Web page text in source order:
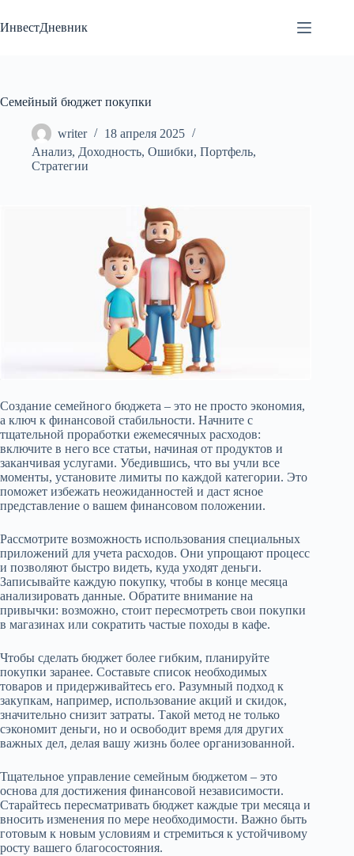
к
сути
ИнвестДневник
Семейный бюджет покупки
writer
18 апреля 2025
Анализ, Доходность, Ошибки, Портфель,
Стратегии
Создание семейного бюджета – это не просто экономия,
а ключ к финансовой стабильности. Начните с
тщательной проработки ежемесячных расходов:
включите в него все статьи, начиная от продуктов и
заканчивая услугами. Убедившись, что вы учли все
моменты, установите лимиты по каждой категории. Это
поможет избежать неожиданностей и даст ясное
представление о вашем финансовом положении.
Рассмотрите возможность использования специальных
приложений для учета расходов. Они упрощают процесс
и позволяют быстро видеть, куда уходят деньги.
Записывайте каждую покупку, чтобы в конце месяца
анализировать данные. Обратите внимание на
привычки: возможно, стоит пересмотреть свои покупки
в магазинах или сократить частые походы в кафе.
Чтобы сделать бюджет более гибким, планируйте
покупки заранее. Составьте список необходимых
товаров и придерживайтесь его. Разумный подход к
закупкам, например, использование акций и скидок,
значительно снизит затраты. Такой метод не только
сэкономит деньги, но и освободит время для других
важных дел, делая вашу жизнь более организованной.
Тщательное управление семейным бюджетом – это
основа для достижения финансовой независимости.
Старайтесь пересматривать бюджет каждые три месяца и
вносить изменения по мере необходимости. Важно быть
готовым к новым условиям и стремиться к устойчивому
росту вашего благосостояния.